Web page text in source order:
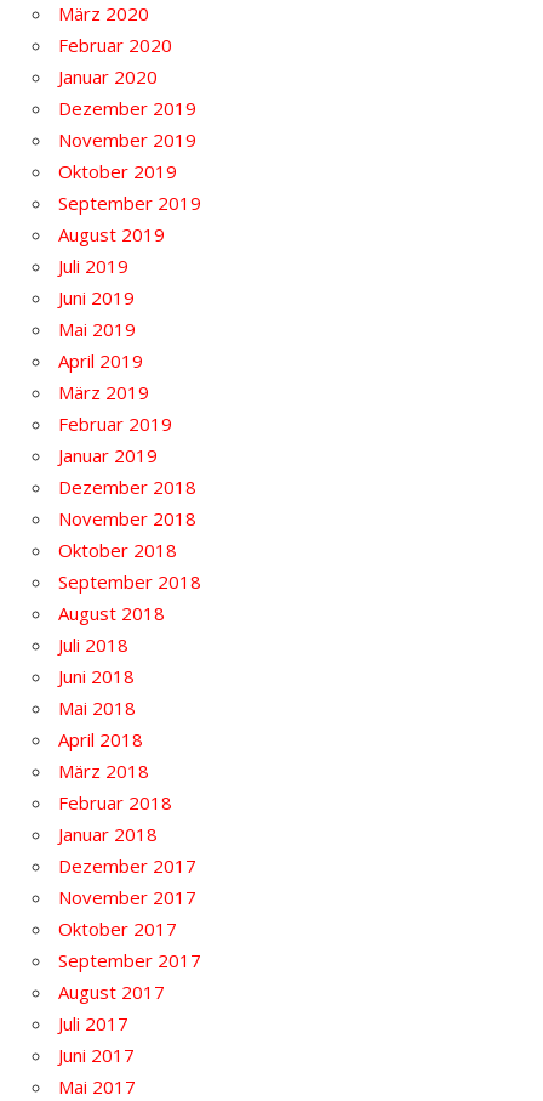
März 2020
Februar 2020
Januar 2020
Dezember 2019
November 2019
Oktober 2019
September 2019
August 2019
Juli 2019
Juni 2019
Mai 2019
April 2019
März 2019
Februar 2019
Januar 2019
Dezember 2018
November 2018
Oktober 2018
September 2018
August 2018
Juli 2018
Juni 2018
Mai 2018
April 2018
März 2018
Februar 2018
Januar 2018
Dezember 2017
November 2017
Oktober 2017
September 2017
August 2017
Juli 2017
Juni 2017
Mai 2017